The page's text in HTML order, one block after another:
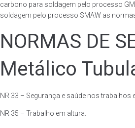
carbono para soldagem pelo processo
soldagem pelo processo SMAW as
NORMAS DE
Metálico
NR 33 – Segurança e saúde nos
NR 35 – Trabalho em altura.